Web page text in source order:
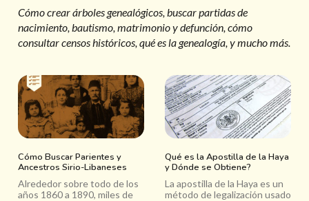
Cómo crear árboles genealógicos, buscar partidas de
nacimiento, bautismo, matrimonio y defunción, cómo
consultar censos históricos, qué es la genealogía, y mucho más.
Cómo Buscar Parientes y
Ancestros Sirio-Libaneses
Alrededor sobre todo de los
años 1860 a 1890, miles de
Qué es la Apostilla de la Haya
y Dónde se Obtiene?
La apostilla de la Haya es un
método de legalización usado